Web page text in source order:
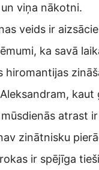
viņa nākotni.
veids ir
ka savā
hiromantijas
kaut
atrast
zinātnisku
ir spējīga